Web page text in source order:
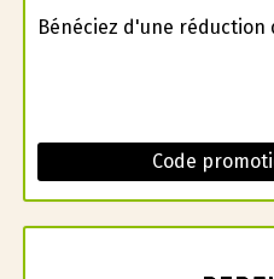
Bénéficiez d'une réduction
Code